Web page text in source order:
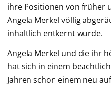
ihre Positionen von früher
Angela Merkel völlig
inhaltlich entkernt wurde.
Angela Merkel und die ihr
hat sich in einem
Jahren schon einem neu